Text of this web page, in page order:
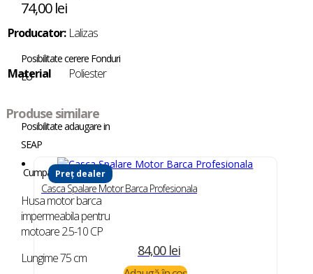
74,00lei
Posibilitate cerere Fonduri
EU
Posibilitate adaugare in
SEAP
Cumpara in rate
Husa motor barca
impermeabila pentru
motoare 2.5-10 CP
Lungime 75 cm
Producator: Lalizas
Material Poliester
Produse similare
Preț dealer
Casca Spalare Motor Barca Profesionala
84,00 lei